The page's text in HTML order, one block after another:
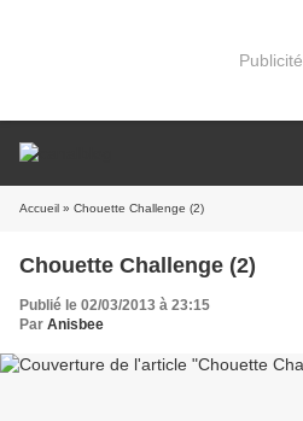
Publicité
Accueil » Chouette Challenge (2)
Chouette Challenge (2)
Publié le 02/03/2013 à 23:15
Par Anisbee